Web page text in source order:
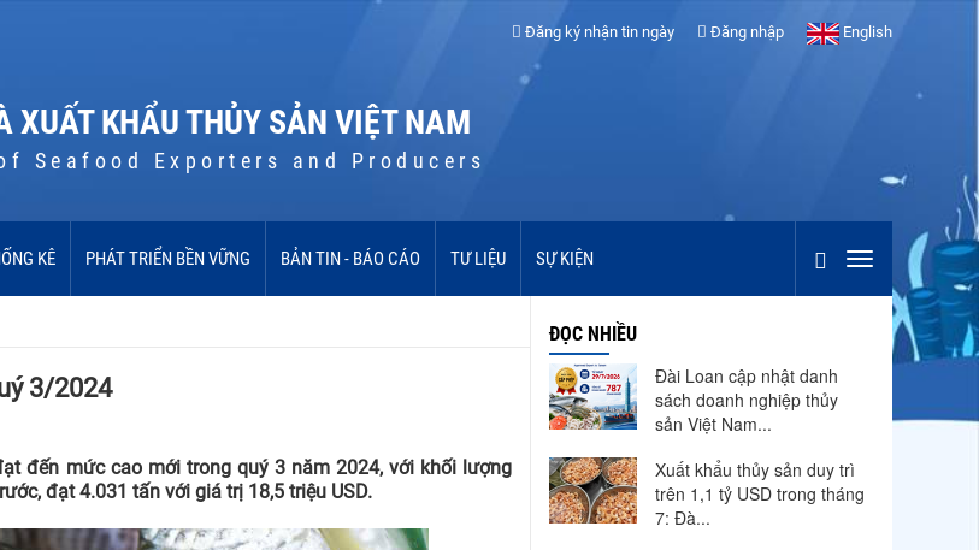
Đăng ký nhận tin ngày Đăng nhập English
XUẤT KHẨU THỦY SẢN VIỆT NAM
Seafood Exporters and Producers
KÊ PHÁT TRIỂN BỀN VỮNG BẢN TIN - BÁO CÁO TƯ LIỆU SỰ KIỆN
3/2024
đến mức cao mới trong quý 3 năm 2024, với khối lượng
đạt 4.031 tấn với giá trị 18,5 triệu USD.
ĐỌC NHIỀU
Đài Loan cập nhật danh
sách doanh nghiệp thủy
sản Việt Nam...
Xuất khẩu thủy sản duy trì
trên 1,1 tỷ USD trong tháng
7: Đà...